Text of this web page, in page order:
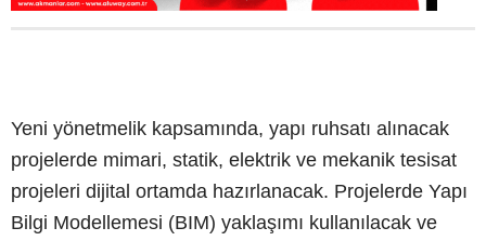
Yeni yönetmelik kapsamında, yapı ruhsatı alınacak
projelerde mimari, statik, elektrik ve mekanik tesisat
projeleri dijital ortamda hazırlanacak. Projelerde Yapı
Bilgi Modellemesi (BIM) yaklaşımı kullanılacak ve